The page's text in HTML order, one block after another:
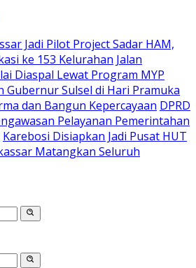
Jadi Pilot Project Sadar HAM,
ke 153 Kelurahan Jalan
Diaspal Lewat Program MYP
Gubernur Sulsel di Hari Pramuka
dan Bangun Kepercayaan DPRD
Pelayanan Pemerintahan
Karebosi Disiapkan Jadi Pusat HUT
Matangkan Seluruh